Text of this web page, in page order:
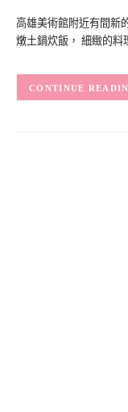
高雄美術館附近有間新
燉土鍋炊飯， 細緻的
CONTINUE